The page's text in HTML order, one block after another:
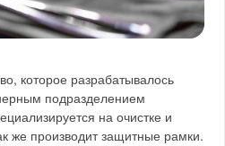
которое разрабатывалось
подразделением
на очистке и
же производит защитные рамки.